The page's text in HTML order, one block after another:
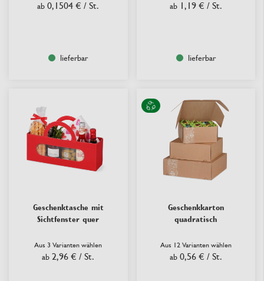
ab 0,1504 € / St.
lieferbar
ab 1,19 € / St.
lieferbar
Geschenktasche mit
Sichtfenster quer
Aus 3 Varianten wählen
ab 2,96 € / St.
Geschenkkarton
quadratisch
Aus 12 Varianten wählen
ab 0,56 € / St.